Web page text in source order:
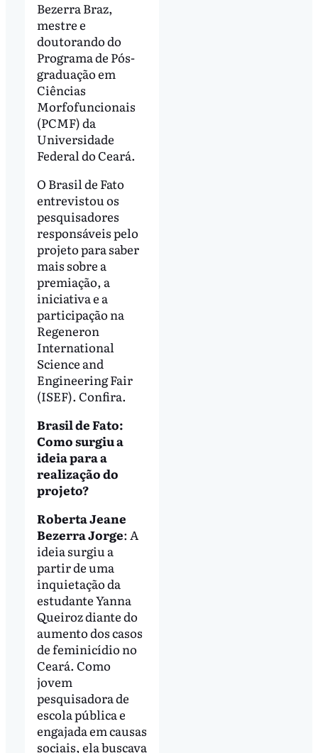
Bezerra Braz,
mestre e
doutorando do
Programa de Pós-
graduação em
Ciências
Morfofuncionais
(PCMF) da
Universidade
Federal do Ceará.
O Brasil de Fato
entrevistou os
pesquisadores
responsáveis pelo
projeto para saber
mais sobre a
premiação, a
iniciativa e a
participação na
Regeneron
International
Science and
Engineering Fair
(ISEF). Confira.
Brasil de Fato:
Como surgiu a
ideia para a
realização do
projeto?
Roberta Jeane
Bezerra Jorge: A
ideia surgiu a
partir de uma
inquietação da
estudante Yanna
Queiroz diante do
aumento dos casos
de feminicídio no
Ceará. Como
jovem
pesquisadora de
escola pública e
engajada em causas
sociais, ela buscava